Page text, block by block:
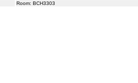
Room: BCH3303